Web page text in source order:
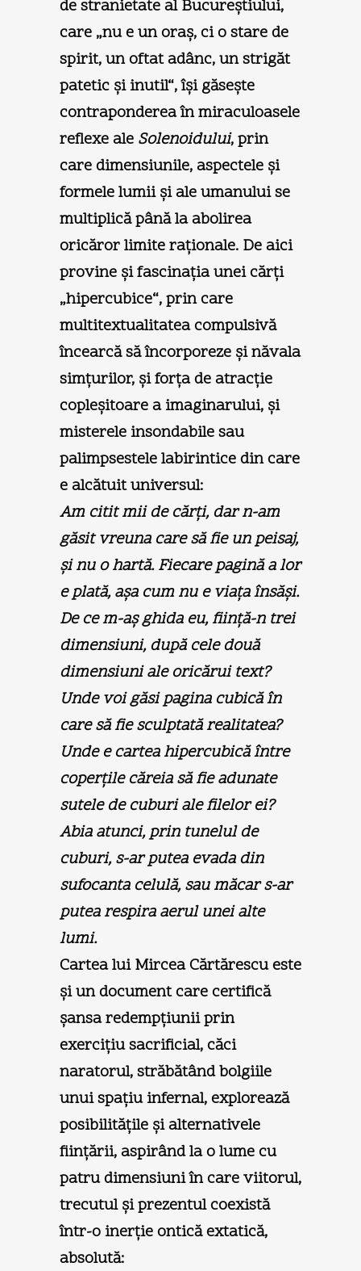
de stranietate al Bucureştiului,
care „nu e un oraş, ci o stare de
spirit, un oftat adânc, un strigăt
patetic şi inutil“, îşi găseşte
contraponderea în miraculoasele
reflexe ale Solenoidului, prin
care dimensiunile, aspectele şi
formele lumii şi ale umanului se
multiplică până la abolirea
oricăror limite raţionale. De aici
provine şi fascinaţia unei cărţi
„hipercubice“, prin care
multitextualitatea compulsivă
încearcă să încorporeze şi năvala
simţurilor, şi forţa de atracţie
copleşitoare a imaginarului, şi
misterele insondabile sau
palimpsestele labirintice din care
e alcătuit universul:
Am citit mii de cărţi, dar n-am
găsit vreuna care să fie un peisaj,
şi nu o hartă. Fiecare pagină a lor
e plată, aşa cum nu e viaţa însăşi.
De ce m-aş ghida eu, fiinţă-n trei
dimensiuni, după cele două
dimensiuni ale oricărui text?
Unde voi găsi pagina cubică în
care să fie sculptată realitatea?
Unde e cartea hipercubică între
coperţile căreia să fie adunate
sutele de cuburi ale filelor ei?
Abia atunci, prin tunelul de
cuburi, s-ar putea evada din
sufocanta celulă, sau măcar s-ar
putea respira aerul unei alte
lumi.
Cartea lui Mircea Cărtărescu este
şi un document care certifică
şansa redempţiunii prin
exerciţiu sacrificial, căci
naratorul, străbătând bolgiile
unui spaţiu infernal, explorează
posibilităţile şi alternativele
fiinţării, aspirând la o lume cu
patru dimensiuni în care viitorul,
trecutul şi prezentul coexistă
într-o inerţie ontică extatică,
absolută: